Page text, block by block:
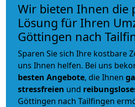
Wir bieten Ihnen die
Lösung für Ihren
Göttingen nach
Sparen Sie sich Ihre kostbare
uns Ihnen helfen. Bei uns
besten Angebote, die Ihnen
stressfreien und
Göttingen nach Tailfingen